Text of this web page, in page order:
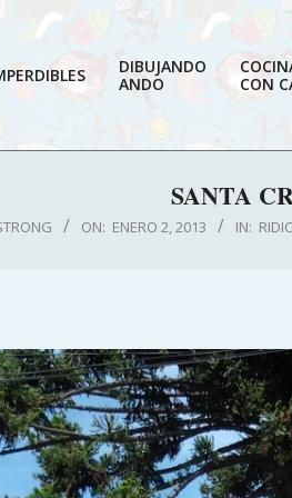
DIBUJANDO
ANDO
CON
SANTA
ON: ENERO 2, 2013 IN: